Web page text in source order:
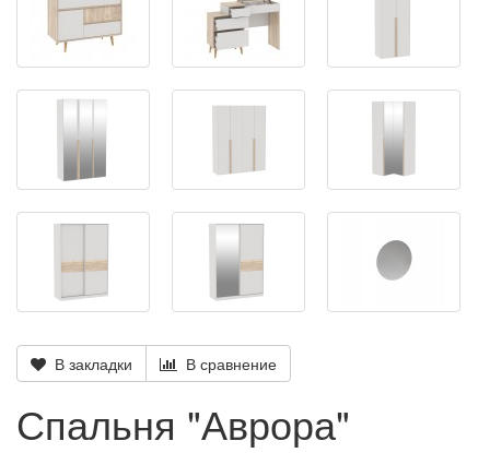
В закладки В сравнение
Спальня "Аврора"